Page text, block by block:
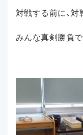
対戦する前に、対
みんな真剣勝負で